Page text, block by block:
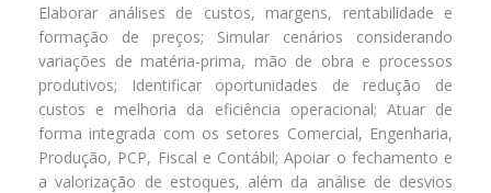
Elaborar análises de custos, margens, rentabilidade e
formação de preços; Simular cenários considerando
variações de matéria-prima, mão de obra e processos
produtivos; Identificar oportunidades de redução de
custos e melhoria da eficiência operacional; Atuar de
forma integrada com os setores Comercial, Engenharia,
Produção, PCP, Fiscal e Contábil; Apoiar o fechamento e
a valorização de estoques, além da análise de desvios